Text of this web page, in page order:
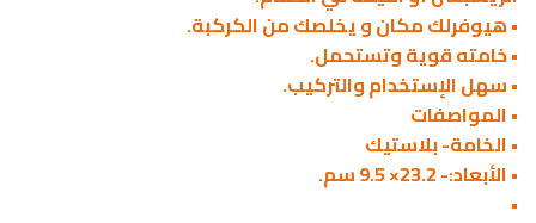
• هيوفرلك مكان و يخلصك من الكركبة.
• خامته قوية وتستحمل.
• سهل الإستخدام والتركيب.
• المواصفات
• الخامة- بلاستيك
• الأبعاد:- 23.2× 9.5 سم.
•